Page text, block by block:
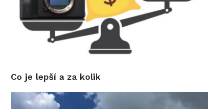
Co je lepší a za kolik